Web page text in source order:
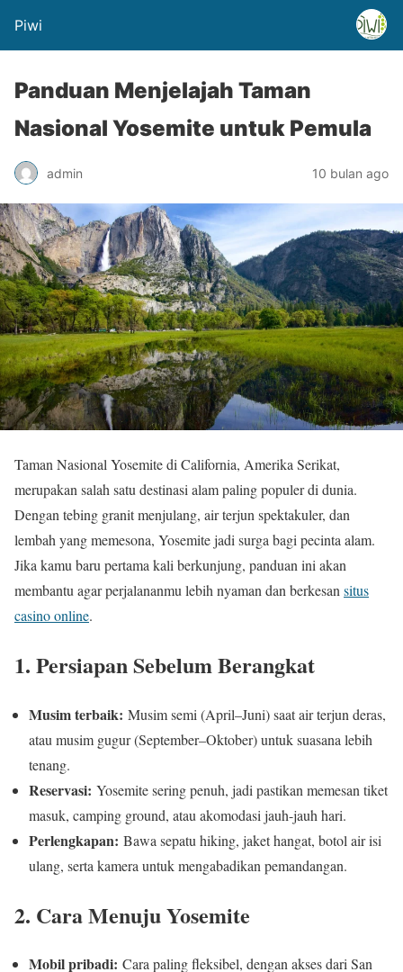
Piwi
Panduan Menjelajah Taman
Nasional Yosemite untuk Pemula
admin 10 bulan ago
Taman Nasional Yosemite di California, Amerika Serikat,
merupakan salah satu destinasi alam paling populer di dunia.
Dengan tebing granit menjulang, air terjun spektakuler, dan
lembah yang memesona, Yosemite jadi surga bagi pecinta alam.
Jika kamu baru pertama kali berkunjung, panduan ini akan
membantu agar perjalananmu lebih nyaman dan berkesan situs
casino online.
1. Persiapan Sebelum Berangkat
Musim terbaik: Musim semi (April–Juni) saat air terjun deras,
atau musim gugur (September–Oktober) untuk suasana lebih
tenang.
Reservasi: Yosemite sering penuh, jadi pastikan memesan tiket
masuk, camping ground, atau akomodasi jauh-jauh hari.
Perlengkapan: Bawa sepatu hiking, jaket hangat, botol air isi
ulang, serta kamera untuk mengabadikan pemandangan.
2. Cara Menuju Yosemite
Mobil pribadi: Cara paling fleksibel, dengan akses dari San